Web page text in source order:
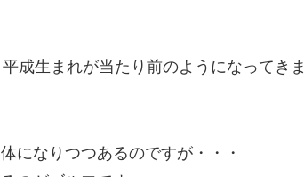
成生まれが当たり前のようになってきま
になりつつあるのですが・・・